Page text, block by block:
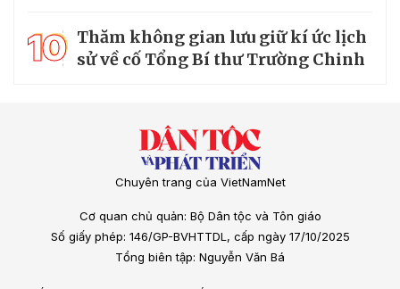
10 Thăm không gian lưu giữ kí ức lịch
sử về cố Tổng Bí thư Trường Chinh
Chuyên trang của VietNamNet
Cơ quan chủ quản: Bộ Dân tộc và Tôn giáo
Số giấy phép: 146/GP-BVHTTDL, cấp ngày 17/10/2025
Tổng biên tập: Nguyễn Văn Bá